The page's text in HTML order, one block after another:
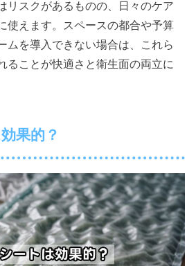
リスクがあるものの、日々のケア
使えます。スペースの都合や予算
ムを導入できない場合は、これら
ることが快適さと衛生面の両立に
果的？